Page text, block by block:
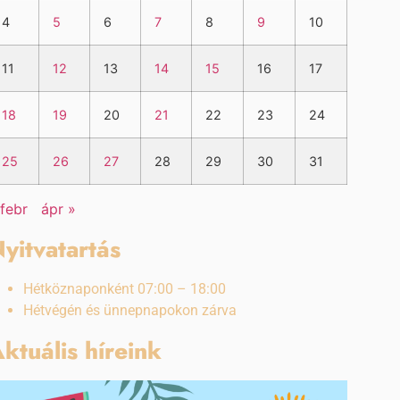
4 5 6 7 8 9 10
11 12 13 14 15 16 17
18 19 20 21 22 23 24
25 26 27 28 29 30 31
ápr »
Hétköznaponként 07:00 – 18:00
Hétvégén és ünnepnapokon zárva
híreink